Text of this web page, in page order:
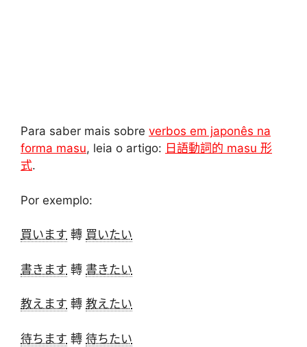
Para saber mais sobre verbos em japonês na
forma masu, leia o artigo: 日語動詞的 masu 形
式.
Por exemplo:
買います 轉 買いたい
書きます 轉 書きたい
教えます 轉 教えたい
待ちます 轉 待ちたい